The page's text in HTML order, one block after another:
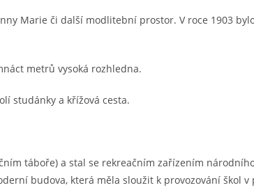
Marie či další modlitební prostor. V roce 1903
metrů vysoká rozhledna.
studánky a křížová cesta.
táboře) a stal se rekreačním zařízením
budova, která měla sloužit k provozování škol v